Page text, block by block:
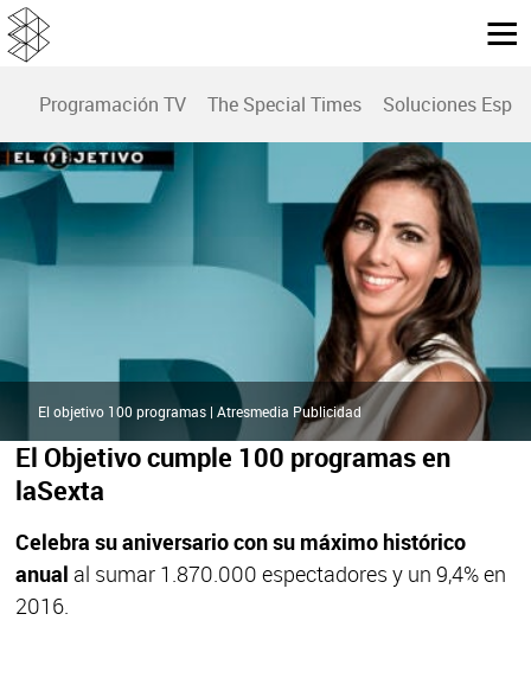
Programación TV The Special Times Soluciones
El Objetivo cumple 100 programas en
laSexta
Celebra su aniversario con su máximo histórico
anual al sumar 1.870.000 espectadores y un 9,4% en
2016.
El objetivo 100 programas | Atresmedia Publicidad